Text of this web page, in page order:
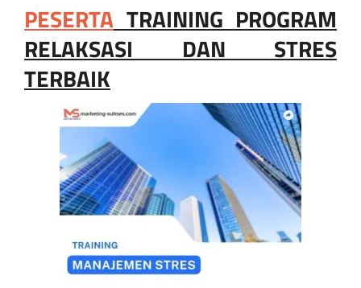
PESERTA TRAINING PROGRAM
RELAKSASI DAN STRES
TERBAIK